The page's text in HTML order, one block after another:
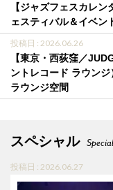
【ジャズフェスカレ
ェスティバル＆イベン
投稿日 : 2026.06.26
【東京・西荻窪／
ントレコード ラウン
ラウンジ空間
スペシャル Special
投稿日 : 2026.06.27